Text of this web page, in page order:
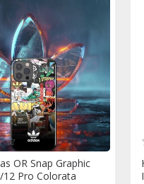
OR Snap Graphic
12 Pro Colorata